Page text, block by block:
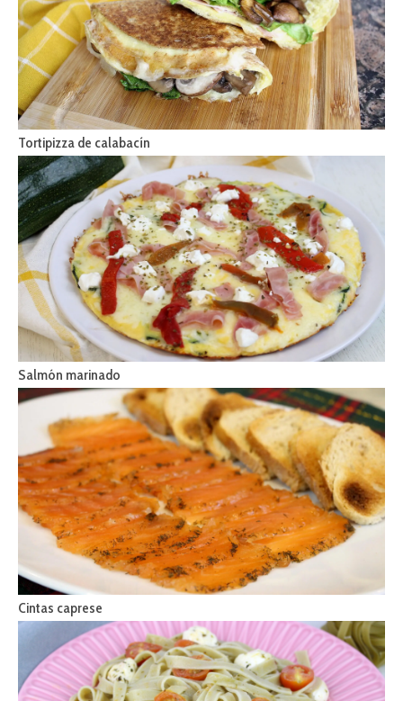
Tortipizza de calabacín
Salmón marinado
Cintas caprese